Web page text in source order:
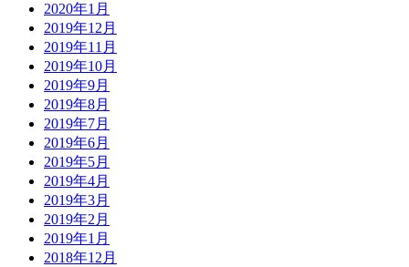
2020年1月
2019年12月
2019年11月
2019年10月
2019年9月
2019年8月
2019年7月
2019年6月
2019年5月
2019年4月
2019年3月
2019年2月
2019年1月
2018年12月